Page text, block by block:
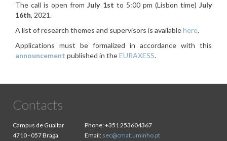
The call is open fromJuly 1st to 5:00 pm (Lisbon time)July
16th, 2021.
A list of research themes and supervisors is availablehere.
Applications must be formalized in accordance with this
announcement published in theEURAXESS.
Contacts
Campus de Gualtar
4710 - 057 Braga
Phone:+351 253604367
Email: sec@cmat.uminho.pt